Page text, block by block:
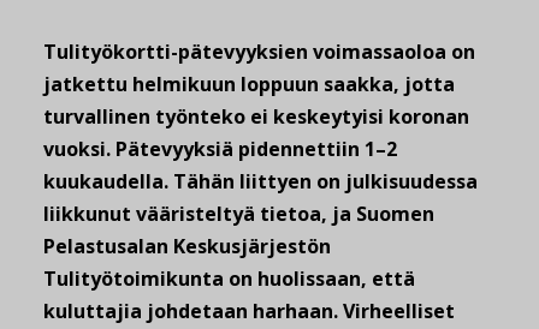
Tulityökortti-pätevyyksien voimassaoloa on
jatkettu helmikuun loppuun saakka, jotta
turvallinen työnteko ei keskeytyisi koronan
vuoksi. Pätevyyksiä pidennettiin 1–2
kuukaudella. Tähän liittyen on julkisuudessa
liikkunut vääristeltyä tietoa, ja Suomen
Pelastusalan Keskusjärjestön
Tulityötoimikunta on huolissaan, että
kuluttajia johdetaan harhaan. Virheelliset